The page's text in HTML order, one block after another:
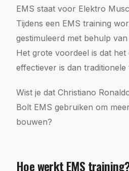
EMS staat voor Elektro
Tijdens een EMS training
gestimuleerd met behulp
Het grote voordeel is dat het
effectiever is dan traditionele
Wist je dat Christiano
Bolt EMS gebruiken om
bouwen?
Hoe werkt EMS